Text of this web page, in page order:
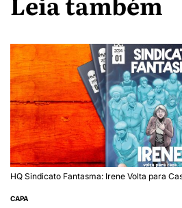
HQ Sindicato Fantasma: Irene Volta para
CAPA